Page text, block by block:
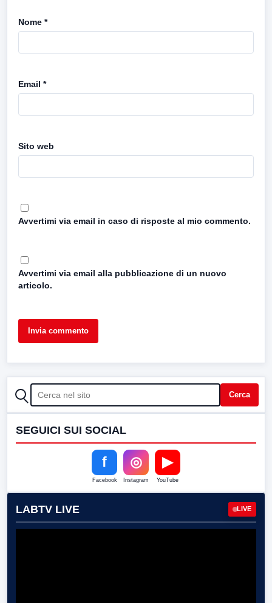
Nome *
Email *
Sito web
Avvertimi via email in caso di risposte al mio commento.
Avvertimi via email alla pubblicazione di un nuovo
articolo.
CERCA Cerca
SEGUICI SUI SOCIAL
f
Facebook
◎
Instagram
▶
YouTube
LABTV LIVE LIVE